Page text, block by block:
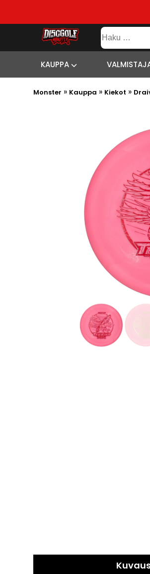
VALMISTAJAT
LISÄYKSET
SISÄLTÖ
SITEMAP
Haku:
KAUPPA
Monster » Kauppa » Kiekot »